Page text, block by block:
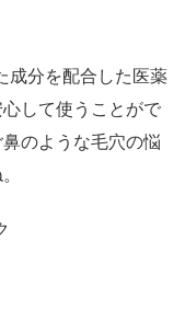
成分を配合した医薬
して使うことがで
のような毛穴の悩